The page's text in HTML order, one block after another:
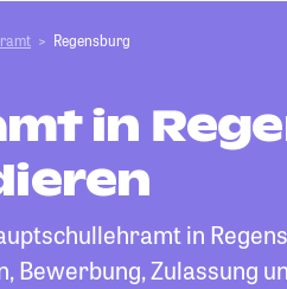
Regensburg
in
in
Bewerbung, Zulassung